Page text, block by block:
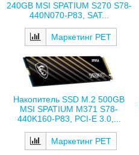
240GB MSI SPATIUM S270 S78-
440N070-P83, SAT...
Маркетинг РЕТ
Накопитель SSD M.2 500GB
MSI SPATIUM M371 S78-
440K160-P83, PCI-E 3.0,...
Маркетинг РЕТ